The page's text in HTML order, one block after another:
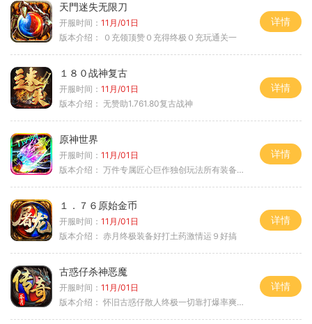
天門迷失无限刀
开服时间： 11月/01日
版本介绍：
０充领顶赞０充得终极０充玩通关一
详情
１８０战神复古
开服时间： 11月/01日
版本介绍： 无赞助1.761.80复古战神
详情
原神世界
开服时间： 11月/01日
版本介绍： 万件专属匠心巨作独创玩法所有装备靠打
详情
１．７６原始金币
开服时间： 11月/01日
版本介绍： 赤月终极装备好打土药激情运９好搞
详情
古惑仔杀神恶魔
开服时间： 11月/01日
版本介绍： 怀旧古惑仔散人终极一切靠打爆率爽翻天
详情